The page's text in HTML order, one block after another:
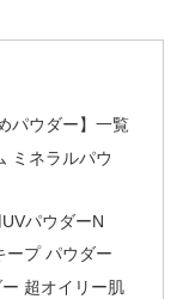
パウダー】一覧
ミネラルパウ
パウダーN
ープ パウダー
超オイリー肌